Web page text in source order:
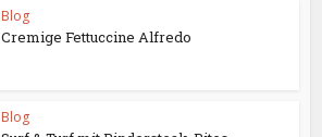
Blog
Cremige Fettuccine Alfredo
Blog